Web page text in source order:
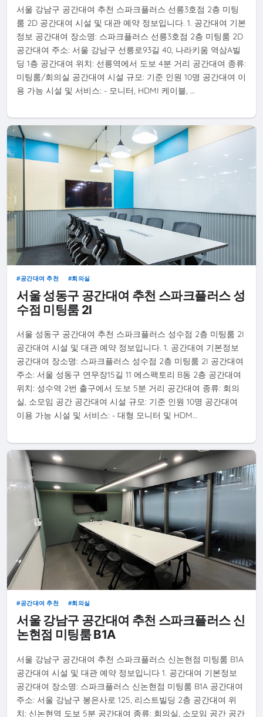
서울 강남구 공간대여 추천 스파크플러스 선릉3호점 2층 미팅
룸 2D 공간대여 시설 및 대관 예약 정보입니다. 1. 공간대여 기본
정보 공간대여 장소명: 스파크플러스 선릉3호점 2층 미팅룸 2D
공간대여 주소: 서울 강남구 선릉로93길 40, 나라키움 역삼A빌
딩 1층 공간대여 위치: 선릉역에서 도보 4분 거리 공간대여 종류:
미팅룸/회의실 공간대여 시설 규모: 기준 인원 10명 공간대여 이
용 가능 시설 및 서비스: - 모니터, HDMI 케이블, …
공간대여 추천 회의실
서울 성동구 공간대여 추천 스파크플러스 성
수점 미팅룸 2I
서울 성동구 공간대여 추천 스파크플러스 성수점 2층 미팅룸 2I
공간대여 시설 및 대관 예약 정보입니다. 1. 공간대여 기본정보
공간대여 장소명: 스파크플러스 성수점 2층 미팅룸 2I 공간대여
주소: 서울 성동구 연무장15길 11 에스팩토리 B동 2층 공간대여
위치: 성수역 2번 출구에서 도보 5분 거리 공간대여 종류: 회의
실, 소모임 공간 공간대여 시설 규모: 기준 인원 10명 공간대여
이용 가능 시설 및 서비스: - 대형 모니터 및 HDM…
공간대여 추천 회의실
서울 강남구 공간대여 추천 스파크플러스 신
논현점 미팅룸 B1A
서울 강남구 공간대여 추천 스파크플러스 신논현점 미팅룸 B1A
공간대여 시설 및 대관 예약 정보입니다 1. 공간대여 기본정보
공간대여 장소명: 스파크플러스 신논현점 미팅룸 B1A 공간대여
주소: 서울 강남구 봉은사로 125, 리스트빌딩 2층 공간대여 위
치: 신논현역 도보 5분 공간대여 종류: 회의실, 소모임 공간 공간